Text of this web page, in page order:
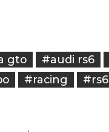
gto #audi rs6
#racing #rs6